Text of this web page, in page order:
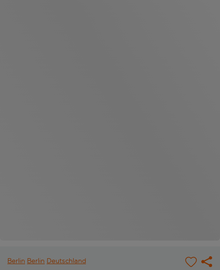
Berlin Berlin Deutschland